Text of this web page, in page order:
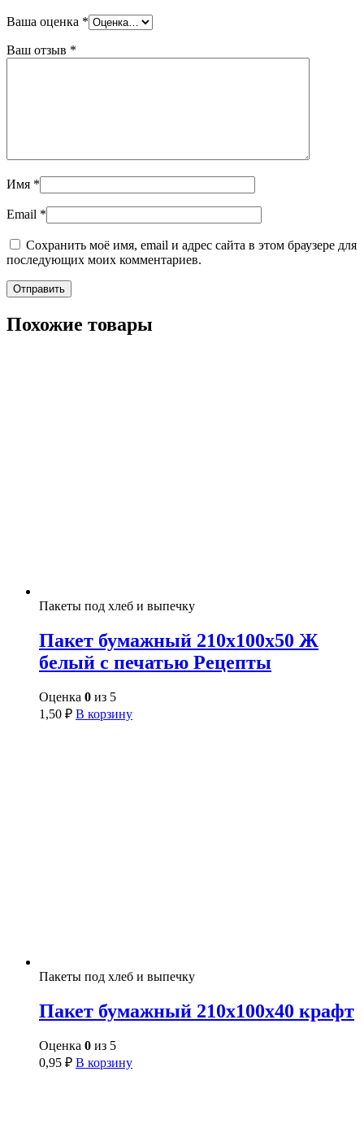
Ваша оценка *
Ваш отзыв *
Имя *
Email *
Сохранить моё имя, email и адрес сайта в этом браузере для
последующих моих комментариев.
Похожие товары
Пакеты под хлеб и выпечку
Пакет бумажный 210х100х50 Ж
белый с печатью Рецепты
Оценка 0 из 5
1,50 ₽ В корзину
Пакеты под хлеб и выпечку
Пакет бумажный 210х100х40 крафт
Оценка 0 из 5
0,95 ₽ В корзину